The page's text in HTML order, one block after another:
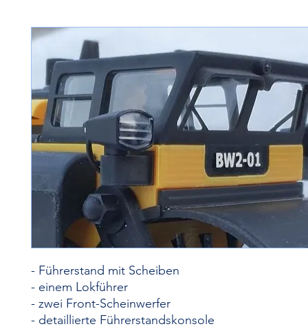
- Führerstand mit Scheiben
- einem Lokführer
- zwei Front-Scheinwerfer
- detaillierte Führerstandskonsole